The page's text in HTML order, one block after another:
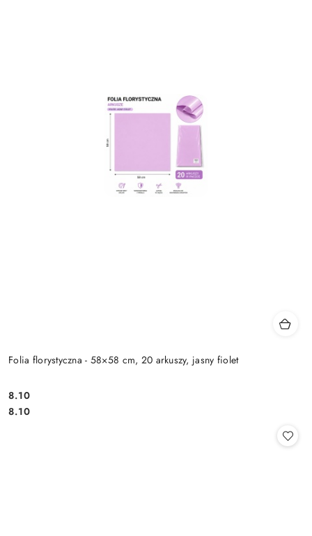
Folia florystyczna - 58×58 cm, 20 arkuszy, jasny fiolet
Cena:
8.10
Cena:
8.10